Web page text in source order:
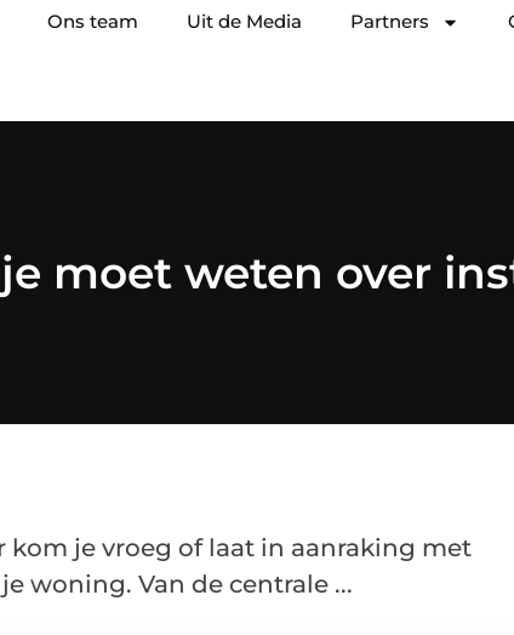
Ons team Uit de Media Partners
moet weten over
je vroeg of laat in aanraking met
woning. Van de centrale ...